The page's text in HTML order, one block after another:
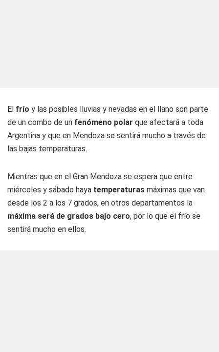
El frío y las posibles lluvias y nevadas en el llano son parte
de un combo de un fenómeno polar que afectará a toda
Argentina y que en Mendoza se sentirá mucho a través de
las bajas temperaturas.
Mientras que en el Gran Mendoza se espera que entre
miércoles y sábado haya temperaturas máximas que van
desde los 2 a los 7 grados, en otros departamentos la
máxima será de grados bajo cero, por lo que el frío se
sentirá mucho en ellos.